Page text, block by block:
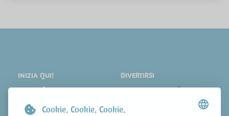
Cookie. Cookie. Cookie.
INIZIA QUI!
COSA VEDERE
DIVERTIRSI
EVENTI